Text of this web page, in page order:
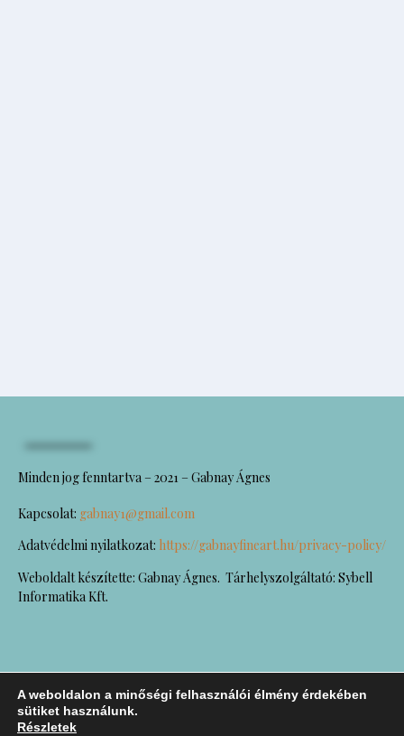
Minden jog fenntartva – 2021 – Gabnay Ágnes
Kapcsolat: gabnay1@gmail.com
Adatvédelmi nyilatkozat: https://gabnayfineart.hu/privacy-policy/
Weboldalt készítette: Gabnay Ágnes. Tárhelyszolgáltató: Sybell
Informatika Kft.
A weboldalon a minőségi felhasználói élmény érdekében
sütiket használunk.
Részletek